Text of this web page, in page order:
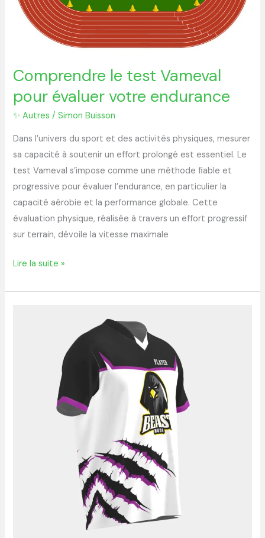
Comprendre le test Vameval
pour évaluer votre endurance
✨ Autres /Simon Buisson
Dans l’univers du sport et des activités physiques, mesurer
sa capacité à soutenir un effort prolongé est essentiel. Le
test Vameval s’impose comme une méthode fiable et
progressive pour évaluer l’endurance, en particulier la
capacité aérobie et la performance globale. Cette
évaluation physique, réalisée à travers un effort progressif
sur terrain, dévoile la vitesse maximale
votre
endurance
Lire la suite »
personnaliser